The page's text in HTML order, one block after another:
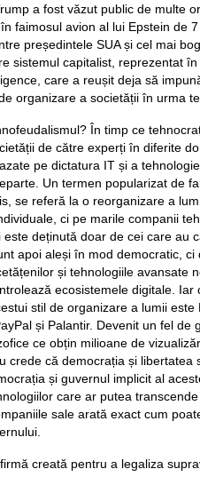
a fost văzut public de multe
faimosul avion al lui Epstein de
președintele SUA și cel mai
sistemul capitalist, reprezentat
care a reușit deja să
organizare a societății în urma
În timp ce
de către experți în diferite
pe dictatura IT și a
Un termen popularizat de
se referă la o reorganizare a
ci pe marile companii
este deținută doar de cei care au
apoi aleși în mod democratic,
și tehnologiile avansate
ecosistemele digitale. Iar
stil de organizare a lumii
și Palantir. Devenit un fel de
ce obțin milioane de
crede că democrația și libertatea
și guvernul implicit al
care ar putea
sale arată exact cum
creată pentru a legaliza